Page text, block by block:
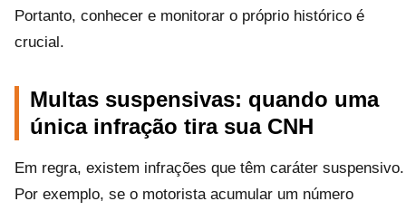
Portanto, conhecer e monitorar o próprio histórico é
crucial.
Multas suspensivas: quando uma
única infração tira sua CNH
Em regra, existem infrações que têm caráter suspensivo.
Por exemplo, se o motorista acumular um número